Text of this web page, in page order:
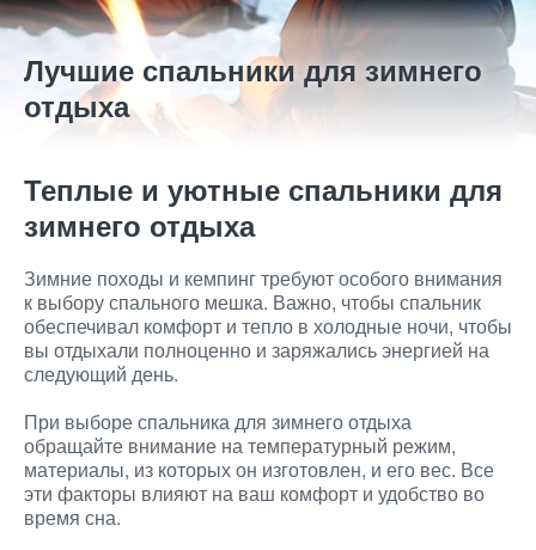
Лучшие спальники для зимнего
отдыха
Теплые и уютные спальники для
зимнего отдыха
Зимние походы и кемпинг требуют особого внимания
к выбору спального мешка. Важно, чтобы спальник
обеспечивал комфорт и тепло в холодные ночи, чтобы
вы отдыхали полноценно и заряжались энергией на
следующий день.
При выборе спальника для зимнего отдыха
обращайте внимание на температурный режим,
материалы, из которых он изготовлен, и его вес. Все
эти факторы влияют на ваш комфорт и удобство во
время сна.